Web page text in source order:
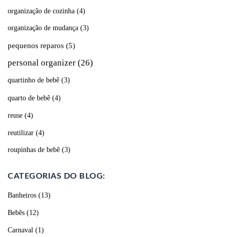
organização de cozinha (4)
organização de mudança (3)
pequenos reparos (5)
personal organizer (26)
quartinho de bebê (3)
quarto de bebê (4)
reuse (4)
reutilizar (4)
roupinhas de bebê (3)
CATEGORIAS DO BLOG:
Banheiros (13)
Bebês (12)
Carnaval (1)